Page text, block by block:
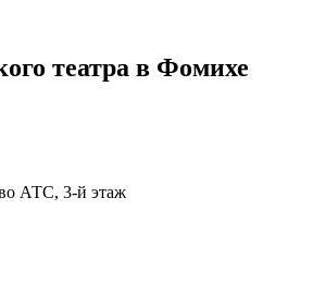
театра в Фомихе
АТС, 3-й этаж